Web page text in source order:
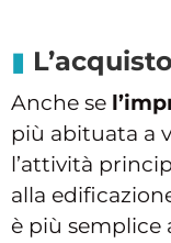
Anche se
più abituata a
l’attività
alla
è più semplice